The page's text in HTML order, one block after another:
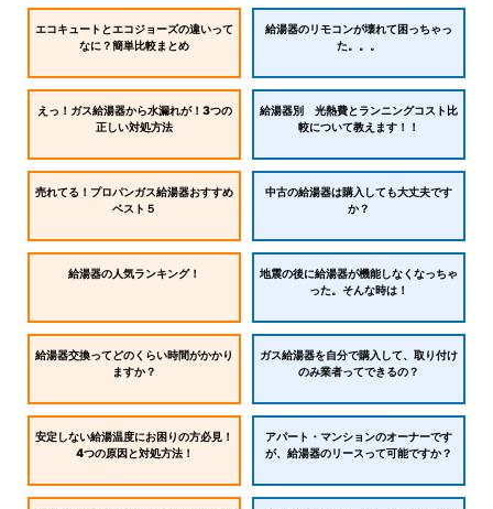
エコキュートとエコジョーズの違いって
なに？簡単比較まとめ
給湯器のリモコンが壊れて困っちゃっ
た。。。
えっ！ガス給湯器から水漏れが！3つの
正しい対処方法
給湯器別 光熱費とランニングコスト比
較について教えます！！
売れてる！プロパンガス給湯器おすすめ
ベスト５
中古の給湯器は購入しても大丈夫です
か？
給湯器の人気ランキング！
地震の後に給湯器が機能しなくなっちゃ
った。そんな時は！
給湯器交換ってどのくらい時間がかかり
ますか？
ガス給湯器を自分で購入して、取り付け
のみ業者ってできるの？
安定しない給湯温度にお困りの方必見！
4つの原因と対処方法！
アパート・マンションのオーナーです
が、給湯器のリースって可能ですか？